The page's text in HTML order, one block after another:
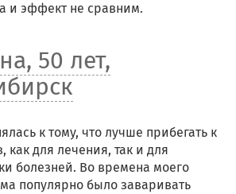
и эффект не сравним.
50 лет,
к тому, что лучше прибегать к
как для лечения, так и для
болезней. Во времена моего
популярно было заваривать